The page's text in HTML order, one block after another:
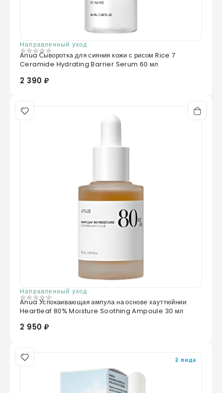
Направленный уход
0из 5
Anua Сыворотка для сияния кожи с рисом Rice 7
Ceramide Hydrating Barrier Serum 60 мл
2 390 ₽
Направленный уход
0из 5
Anua Успокаивающая ампула на основе хауттюйнии
Heartleaf 80% Moisture Soothing Ampoule 30 мл
2 950 ₽
2 вида